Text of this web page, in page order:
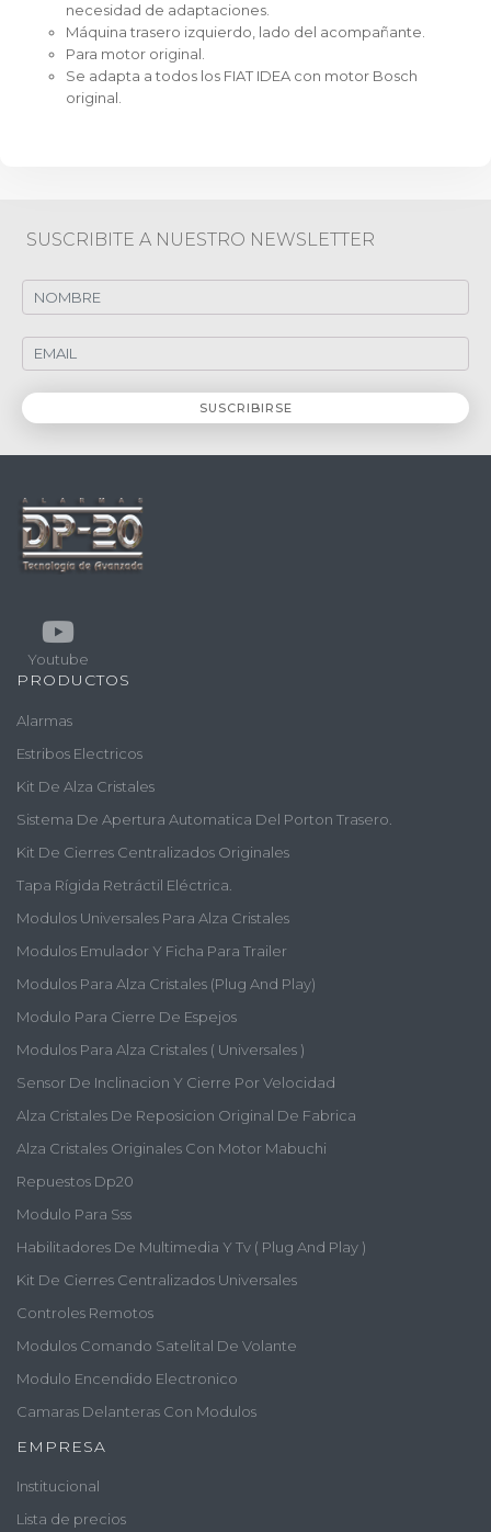
necesidad de adaptaciones.
Máquina trasero izquierdo, lado del acompañante.
Para motor original.
Se adapta a todos los FIAT IDEA con motor Bosch
original.
SUSCRIBITE A NUESTRO NEWSLETTER
Youtube
PRODUCTOS
Alarmas
Estribos Electricos
Kit De Alza Cristales
Sistema De Apertura Automatica Del Porton Trasero.
Kit De Cierres Centralizados Originales
Tapa Rígida Retráctil Eléctrica.
Modulos Universales Para Alza Cristales
Modulos Emulador Y Ficha Para Trailer
Modulos Para Alza Cristales (plug And Play)
Modulo Para Cierre De Espejos
Modulos Para Alza Cristales ( Universales )
Sensor De Inclinacion Y Cierre Por Velocidad
Alza Cristales De Reposicion Original De Fabrica
Alza Cristales Originales Con Motor Mabuchi
Repuestos Dp20
Modulo Para Sss
Habilitadores De Multimedia Y Tv ( Plug And Play )
Kit De Cierres Centralizados Universales
Controles Remotos
Modulos Comando Satelital De Volante
Modulo Encendido Electronico
Camaras Delanteras Con Modulos
EMPRESA
Institucional
Lista de precios